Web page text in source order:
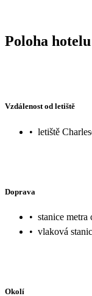
Poloha hotelu
Vzdálenost od letiště
• letiště
Doprava
• stanice metra
• vlaková
Okolí